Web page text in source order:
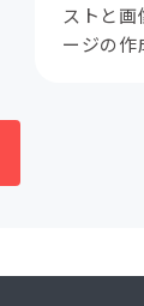
ストと
ージの作